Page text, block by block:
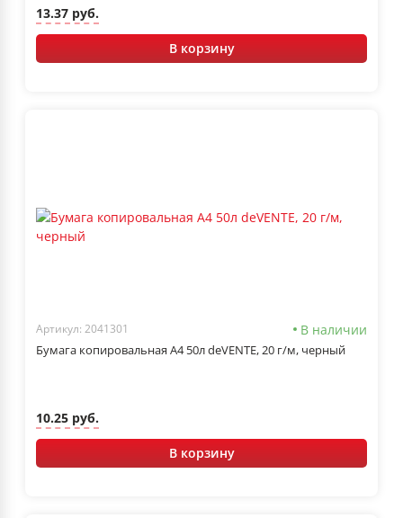
13.37 руб.
В корзину
Артикул: 2041301 В наличии
Бумага копировальная А4 50л deVENTE, 20 г/м, черный
10.25 руб.
В корзину